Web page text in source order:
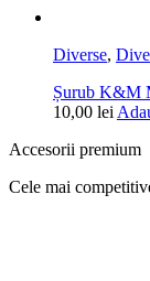
Diverse,
Șurub K&M
10,00 lei
Accesorii premium
Cele mai